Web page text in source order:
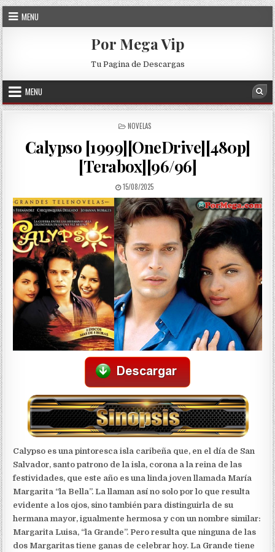
Skip to content
MENU
Por Mega Vip
Tu Pagina de Descargas
MENU
POSTED IN
NOVELAS
Calypso [1999][OneDrive][480p]
[Terabox][96/96]
PUBLISHED DATE:
15/08/2025
Calypso es una pintoresca isla caribeña que, en el día de San
Salvador, santo patrono de la isla, corona a la reina de las
festividades, que este año es una linda joven llamada María
Margarita “la Bella”. La llaman así no solo por lo que resulta
evidente a los ojos, sino también para distinguirla de su
hermana mayor, igualmente hermosa y con un nombre similar:
Margarita Luisa, “la Grande”. Pero resulta que ninguna de las
dos Margaritas tiene ganas de celebrar hoy. La Grande tiene